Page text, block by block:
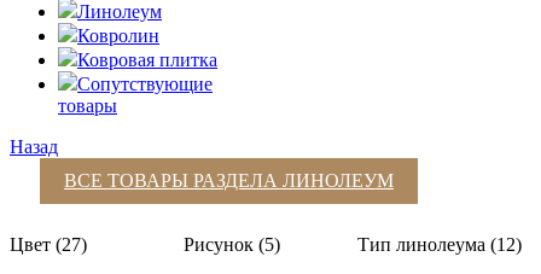
Линолеум
Ковролин
Ковровая плитка
Сопутствующие
товары
Назад
ВСЕ ТОВАРЫ РАЗДЕЛА ЛИНОЛЕУМ
Цвет (27)
Рисунок (5)
Тип линолеума (12)